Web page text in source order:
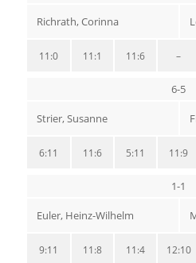
Richrath, Corinna
–
11:6
11:1
11:0
6-5
Strier, Susanne
11:9
5:11
11:6
6:11
1-1
Euler, Heinz-Wilhelm
12:10
11:4
11:8
9:11